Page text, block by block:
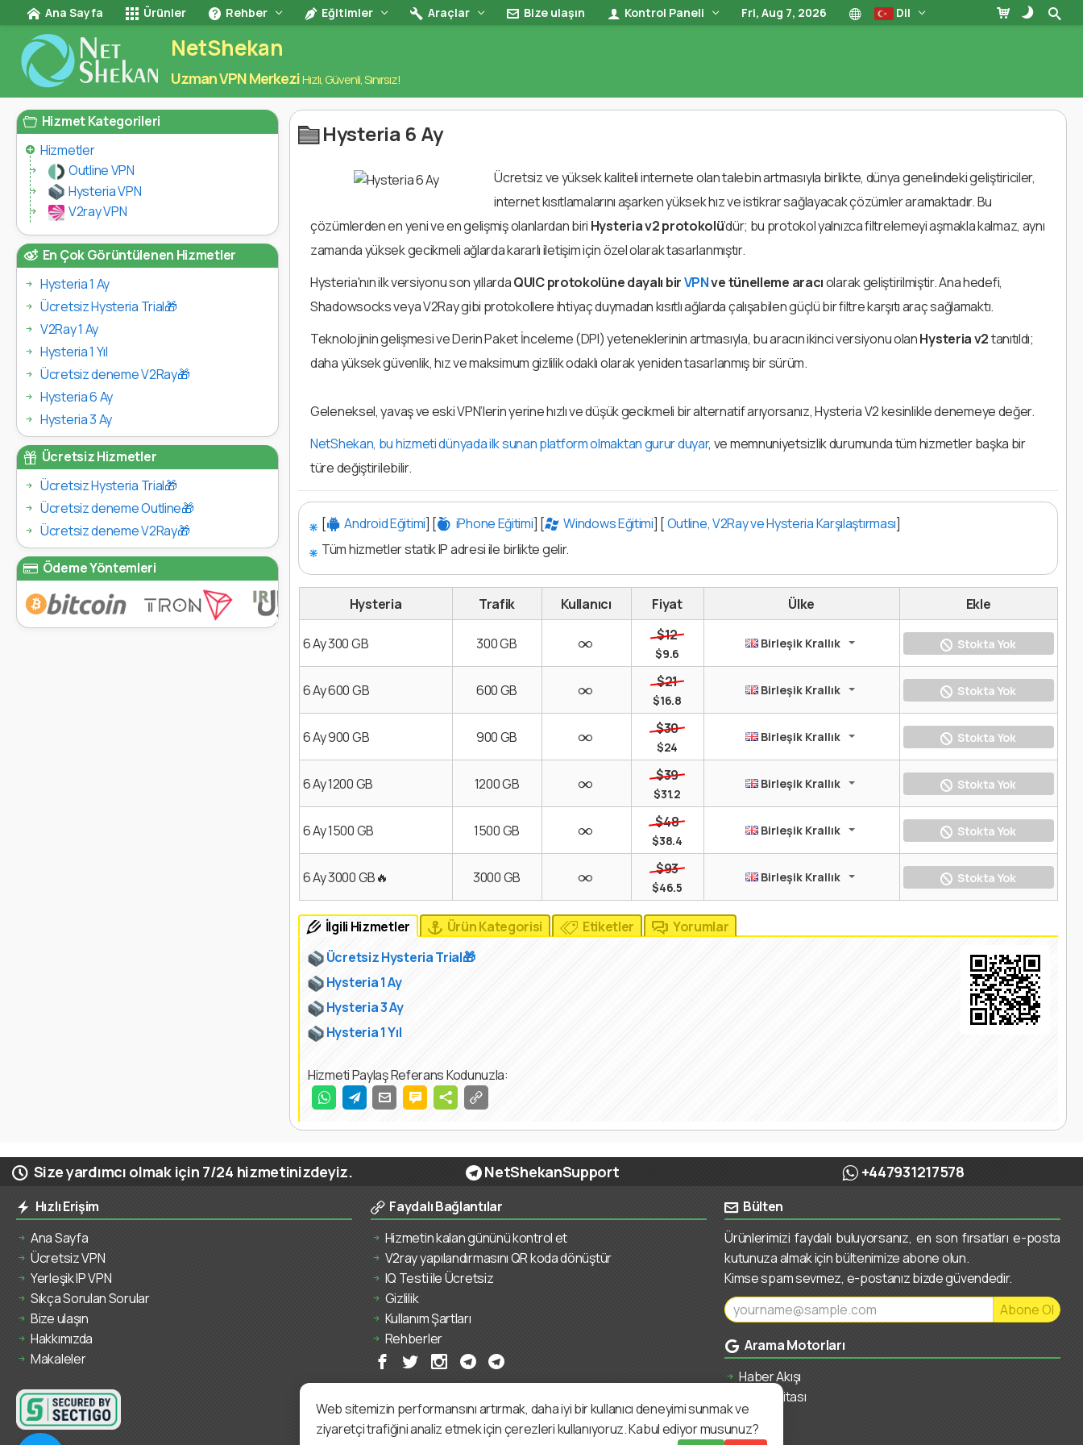
Web sitemizin performansını artırmak, daha iyi bir kullanıcı deneyimi sunmak ve
ziyaretçi trafiğini analiz etmek için çerezleri kullanıyoruz. Kabul ediyor musunuz?
Ana Sayfa Ürünler Rehber Eğitimler Araçlar Bize ulaşın Kontrol Paneli Fri, Aug 7, 2026 Dil
NetShekan
Uzman VPN MerkeziHızlı, Güvenli, Sınırsız!
Hysteria 6 Ay
Ücretsiz ve yüksek kaliteli internete olan talebin artmasıyla birlikte, dünya genelindeki geliştiriciler,
internet kısıtlamalarını aşarken yüksek hız ve istikrar sağlayacak çözümler aramaktadır. Bu
çözümlerden en yeni ve en gelişmiş olanlardan biri Hysteria v2 protokolü’dür; bu protokol yalnızca filtrelemeyi aşmakla kalmaz, aynı
zamanda yüksek gecikmeli ağlarda kararlı iletişim için özel olarak tasarlanmıştır.
Hysteria'nın ilk versiyonu son yıllardaQUIC protokolüne dayalı birVPNve tünelleme aracıolarak geliştirilmiştir. Ana hedefi,
Shadowsocks veya V2Ray gibi protokollere ihtiyaç duymadan kısıtlı ağlarda çalışabilen güçlü bir filtre karşıtı araç sağlamaktı.
Teknolojinin gelişmesi ve Derin Paket İnceleme (DPI) yeteneklerinin artmasıyla, bu aracın ikinci versiyonu olanHysteria v2tanıtıldı;
daha yüksek güvenlik, hız ve maksimum gizlilik odaklı olarak yeniden tasarlanmış bir sürüm.
Geleneksel, yavaş ve eski VPN’lerin yerine hızlı ve düşük gecikmeli bir alternatif arıyorsanız, Hysteria V2 kesinlikle denemeye değer.
NetShekan, bu hizmeti dünyada ilk sunan platform olmaktan gurur duyar, ve memnuniyetsizlik durumunda tüm hizmetler başka bir
türe değiştirilebilir.
[ Android Eğitimi] [ iPhone Eğitimi] [ Windows Eğitimi] [Outline, V2Ray ve Hysteria Karşılaştırması]
Tüm hizmetler statik IP adresi ile birlikte gelir.
Hysteria Trafik Kullanıcı Fiyat Ülke Ekle
6 Ay 300 GB 300 GB $12
$9.6
Birleşik Krallık Stokta Yok
6 Ay 600 GB 600 GB $21
$16.8
Birleşik Krallık Stokta Yok
6 Ay 900 GB 900 GB $30
$24
Birleşik Krallık Stokta Yok
6 Ay 1200 GB 1200 GB $39
$31.2
Birleşik Krallık Stokta Yok
6 Ay 1500 GB 1500 GB $48
$38.4
Birleşik Krallık Stokta Yok
6 Ay 3000 GB🔥 3000 GB $93
$46.5
Birleşik Krallık Stokta Yok
İlgili Hizmetler Ürün Kategorisi Etiketler
Yorumlar
Ücretsiz Hysteria Trial🎁
Hysteria 1 Ay
Hysteria 3 Ay
Hysteria 1 Yıl
Hizmeti Paylaş Referans Kodunuzla:
Hizmet Kategorileri
Hizmetler
Outline VPN
Hysteria VPN
V2ray VPN
En Çok Görüntülenen Hizmetler
Hysteria 1 Ay
Ücretsiz Hysteria Trial🎁
V2Ray 1 Ay
Hysteria 1 Yıl
Ücretsiz deneme V2Ray🎁
Hysteria 6 Ay
Hysteria 3 Ay
Ücretsiz Hizmetler
Ücretsiz Hysteria Trial🎁
Ücretsiz deneme Outline🎁
Ücretsiz deneme V2Ray🎁
Ödeme Yöntemleri
Size yardımcı olmak için 7/24 hizmetinizdeyiz. NetShekanSupport +447931217578
Hızlı Erişim
Ana Sayfa
Ücretsiz VPN
Yerleşik IP VPN
Sıkça Sorulan Sorular
Bize ulaşın
Hakkımızda
Makaleler
Faydalı Bağlantılar
Hizmetin kalan gününü kontrol et
V2ray yapılandırmasını QR koda dönüştür
IQ Testi ile Ücretsiz
Gizlilik
Kullanım Şartları
Rehberler
Bülten
Ürünlerimizi faydalı buluyorsanız, en son fırsatları e-posta
kutunuza almak için bültenimize abone olun.
Kimse spam sevmez, e-postanız bizde güvendedir.
Abone Ol
Arama Motorları
Haber Akışı
Site Haritası